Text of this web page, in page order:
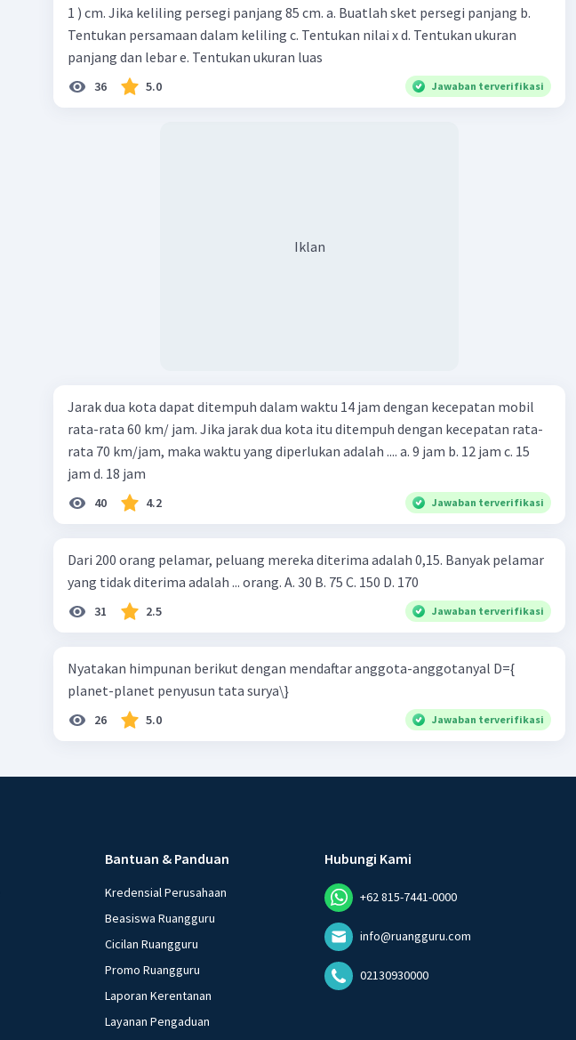
1 ) cm. Jika keliling persegi panjang 85 cm. a. Buatlah sket persegi panjang b.
Tentukan persamaan dalam keliling c. Tentukan nilai x d. Tentukan ukuran
panjang dan lebar e. Tentukan ukuran luas
36 5.0 Jawaban terverifikasi
Iklan
Jarak dua kota dapat ditempuh dalam waktu 14 jam dengan kecepatan mobil
rata-rata 60 km/ jam. Jika jarak dua kota itu ditempuh dengan kecepatan rata-
rata 70 km/jam, maka waktu yang diperlukan adalah .... a. 9 jam b. 12 jam c. 15
jam d. 18 jam
40 4.2 Jawaban terverifikasi
Dari 200 orang pelamar, peluang mereka diterima adalah 0,15. Banyak pelamar
yang tidak diterima adalah ... orang. A. 30 B. 75 C. 150 D. 170
31 2.5 Jawaban terverifikasi
Nyatakan himpunan berikut dengan mendaftar anggota-anggotanyal D={
planet-planet penyusun tata surya\}
26 5.0 Jawaban terverifikasi
Bantuan & Panduan
Kredensial Perusahaan
Beasiswa Ruangguru
Cicilan Ruangguru
Promo Ruangguru
Laporan Kerentanan
Layanan Pengaduan
Hubungi Kami
+62 815-7441-0000
info@ruangguru.com
02130930000